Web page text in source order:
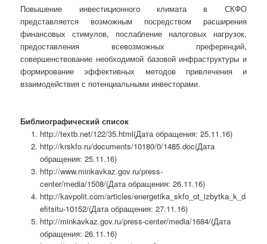
Повышение инвестиционного климата в СКФО
представляется возможным посредством расширения
финансовых стимулов, послабление налоговых нагрузок,
предоставления всевозможных преференций,
совершенствование необходимой базовой инфраструктуры и
формирование эффективных методов привлечения и
взаимодействия с потенциальными инвесторами.
Библиографический список
http://textb.net/122/35.html(Дата обращения: 25.11.16)
http://krskfo.ru/documents/10180/0/1485.doc(Дата
обращения: 25.11.16)
http://www.minkavkaz.gov.ru/press-
center/media/1508/(Дата обращения: 26.11.16)
http://kavpolit.com/articles/energetika_skfo_ot_izbytka_k_d
efitsitu-10152/(Дата обращения: 27.11.16)
http://minkavkaz.gov.ru/press-center/media/1684/(Дата
обращения: 26.11.16)